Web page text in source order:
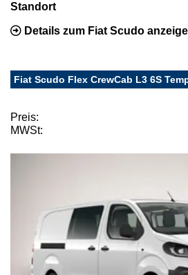
Standort
Details zum Fiat Scudo
Fiat Scudo Flex CrewCab L3 6S
Preis:
MWSt: